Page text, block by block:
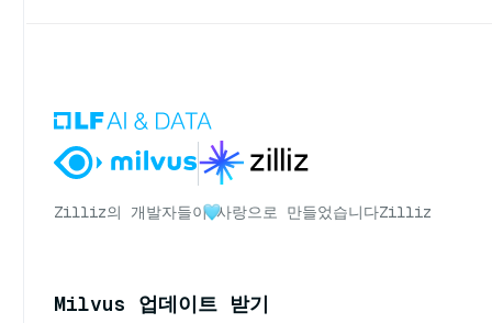
Zilliz의 개발자들이 사랑으로 만들었습니다Zilliz
Milvus 업데이트 받기